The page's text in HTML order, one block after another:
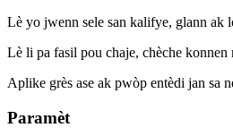
Lè yo jwenn sele san kalifye, glann ak
Lè li pa fasil pou chaje, chèche
Aplike grès ase ak pwòp entèdi jan sa
Paramèt